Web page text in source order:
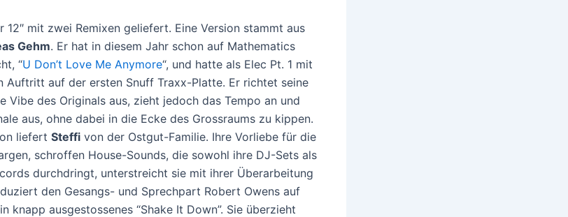
12″ mit zwei Remixen geliefert. Eine Version stammt aus
Gehm. Er hat in diesem Jahr schon auf Mathematics
“U Don’t Love Me Anymore“, und hatte als Elec Pt. 1 mit
Auftritt auf der ersten Snuff Traxx-Platte. Er richtet seine
Vibe des Originals aus, zieht jedoch das Tempo an und
aus, ohne dabei in die Ecke des Grossraums zu kippen.
liefert Steffi von der Ostgut-Familie. Ihre Vorliebe für die
schroffen House-Sounds, die sowohl ihre DJ-Sets als
durchdringt, unterstreicht sie mit ihrer Überarbeitung
den Gesangs- und Sprechpart Robert Owens auf
knapp ausgestossenes “Shake It Down”. Sie überzieht